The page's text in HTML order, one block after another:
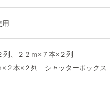
用
、２２ｍ×７本×２列
２本×２列 シャッターボックス